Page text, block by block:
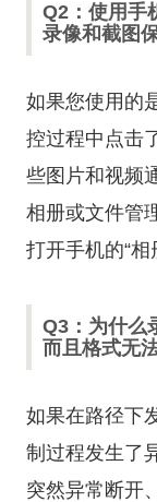
Q2：使用手
录像和截图
如果您使用的
控过程中点击
些图片和视频
相册或文件管
打开手机的“相
Q3：为什么
而且格式无
如果在路径下
制过程发生了
突然异常断开